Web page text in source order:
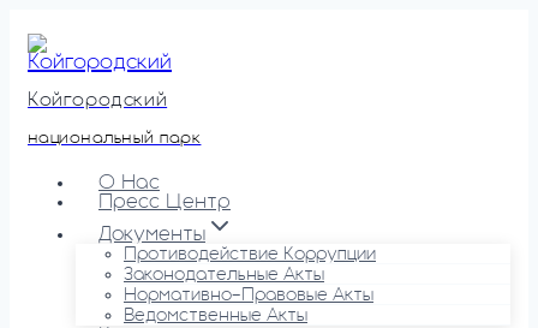
содержимому
Койгородский
национальный парк
О Нас
Пресс Центр
Документы
Противодействие Коррупции
Законодательные Акты
Нормативно-Правовые Акты
Ведомственные Акты